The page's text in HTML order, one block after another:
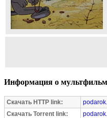
Информация о
Скачать HTTP link:
Скачать Torrent link: